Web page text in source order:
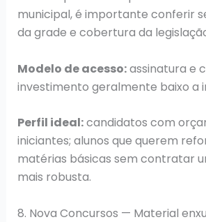
municipal, é importante conferir
da grade e cobertura da
Modelo de acesso:assinatura e
investimento geralmente baixo a
Perfil ideal:candidatos com
iniciantes; alunos que querem
matérias básicas sem contratar
mais robusta.
8. Nova Concursos — Material